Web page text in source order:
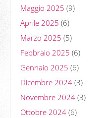
Maggio 2025 (9)
Aprile 2025 (6)
Marzo 2025 (5)
Febbraio 2025 (6)
Gennaio 2025 (6)
Dicembre 2024 (3)
Novembre 2024 (3)
Ottobre 2024 (6)